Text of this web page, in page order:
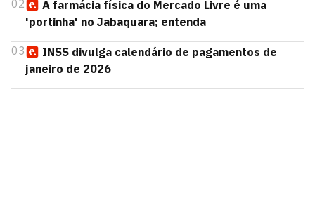
02
A farmácia física do Mercado Livre é uma
'portinha' no Jabaquara; entenda
03
INSS divulga calendário de pagamentos de
janeiro de 2026